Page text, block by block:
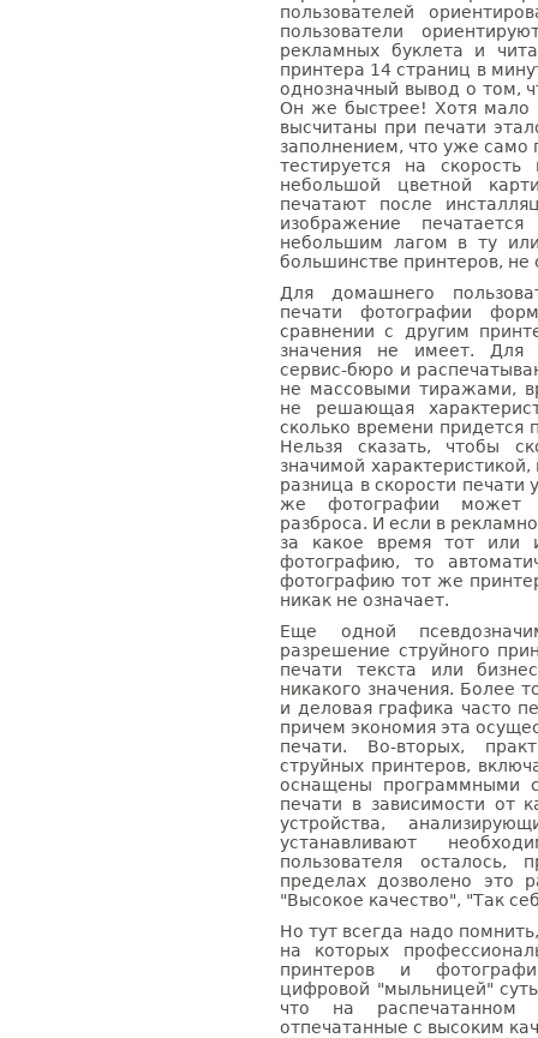
пользователей
пользователи
рекламных буклета и
принтера 14 страниц в
однозначный вывод о том,
Он же быстрее! Хотя мало
высчитаны при печати
заполнением, что уже само
тестируется на
небольшой цветной
печатают после
изображение
небольшим лагом в ту
большинстве принтеров,
Для домашнего
печати фотографии
сравнении с другим
значения не имеет. Для
сервис-бюро и
не массовыми тиражами,
не решающая
сколько времени
Нельзя сказать, чтобы
значимой
разница в скорости печати
же фотографии может
разброса. И если в
за какое время тот или
фотографию, то
фотографию тот же
никак не означает.
Еще одной
разрешение струйного
печати текста или
никакого значения. Более
и деловая графика часто
причем экономия эта
печати. Во-вторых,
струйных принтеров,
оснащены программными
печати в зависимости от
устройства,
устанавливают
пользователя осталось,
пределах дозволено это
"Высокое качество", "Так
Но тут всегда надо
на которых
принтеров и
цифровой "мыльницей"
что на распечатанном
отпечатанные с высоким